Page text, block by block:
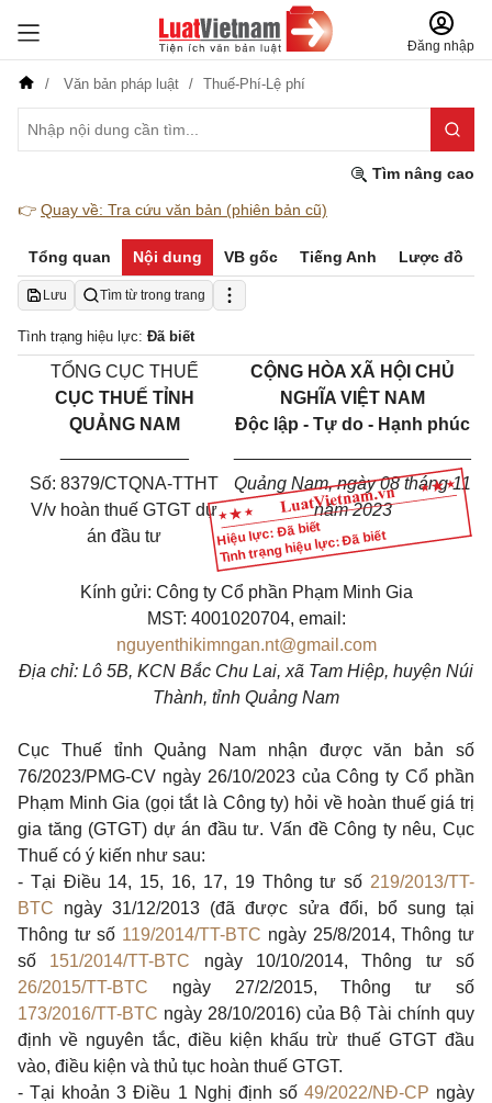
Đăng nhập
Văn bản pháp luật Thuế-Phí-Lệ phí
Tìm nâng cao
👉 Quay về: Tra cứu văn bản (phiên bản cũ)
Tổng quan Nội dung VB gốc Tiếng Anh Lược đồ
Lưu Tìm từ trong trang
Tình trạng hiệu lực: Đã biết
Hiệu lực: Đã biết
Tình trạng hiệu lực: Đã biết
TỔNG CỤC THUẾ
CỤC THUẾ TỈNH
QUẢNG NAM
Số: 8379/CTQNA-TTHT
V/v hoàn thuế GTGT dự
án đầu tư
CỘNG HÒA XÃ HỘI CHỦ
NGHĨA VIỆT NAM
Độc lập - Tự do - Hạnh phúc
Quảng Nam, ngày 08 tháng 11
năm 2023
Kính gửi: Công ty Cổ phần Phạm Minh Gia
MST: 4001020704, email:
nguyenthikimngan.nt@gmail.com
Địa chỉ: Lô 5B, KCN Bắc Chu Lai, xã Tam Hiệp, huyện Núi
Thành, tỉnh Quảng Nam
Cục Thuế tỉnh Quảng Nam nhận được văn bản số
76/2023/PMG-CV ngày 26/10/2023 của Công ty Cổ phần
Phạm Minh Gia (gọi tắt là Công ty) hỏi về hoàn thuế giá trị
gia tăng (GTGT) dự án đầu tư. Vấn đề Công ty nêu, Cục
Thuế có ý kiến như sau:
- Tại Điều 14, 15, 16, 17, 19 Thông tư số 219/2013/TT-
BTC ngày 31/12/2013 (đã được sửa đổi, bổ sung tại
Thông tư số 119/2014/TT-BTC ngày 25/8/2014, Thông tư
số 151/2014/TT-BTC ngày 10/10/2014, Thông tư số
26/2015/TT-BTC ngày 27/2/2015, Thông tư số
173/2016/TT-BTC ngày 28/10/2016) của Bộ Tài chính quy
định về nguyên tắc, điều kiện khấu trừ thuế GTGT đầu
vào, điều kiện và thủ tục hoàn thuế GTGT.
- Tại khoản 3 Điều 1 Nghị định số 49/2022/NĐ-CP ngày